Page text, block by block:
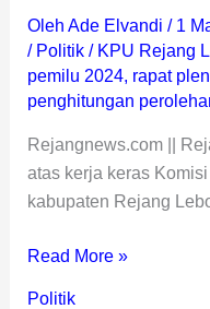
Oleh Ade Elvandi / 1
/ Politik/ KPU Rejang
pemilu 2024, rapat
penghitungan
Rejangnews.com ||
atas kerja keras
kabupaten Rejang
Read More »
Politik